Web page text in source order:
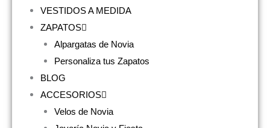
VESTIDOS A MEDIDA
ZAPATOS
Alpargatas de Novia
Personaliza tus Zapatos
BLOG
ACCESORIOS
Velos de Novia